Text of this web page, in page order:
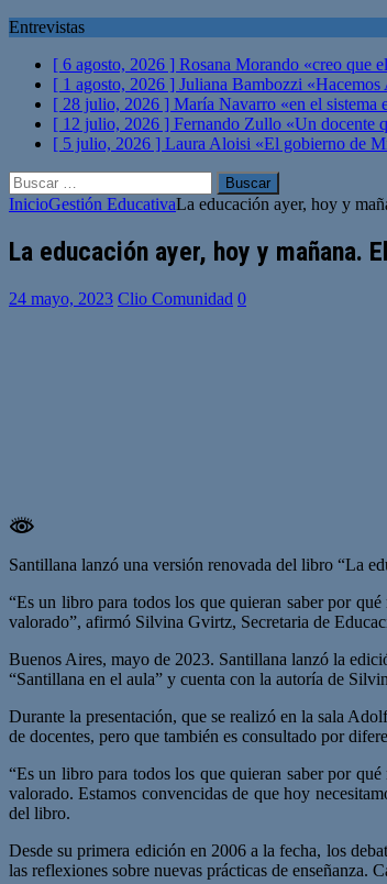
Entrevistas
[ 6 agosto, 2026 ] Rosana Morando «creo que
[ 1 agosto, 2026 ] Juliana Bambozzi
[ 28 julio, 2026 ] María Navarro «en el sistema
[ 12 julio, 2026 ] Fernando Zullo «Un docente
[ 5 julio, 2026 ] Laura Aloisi «El gobierno de
Buscar:
InicioGestión EducativaLa educación ayer, hoy y
La educación ayer, hoy y mañana.
24 mayo, 2023 Clio Comunidad 0
Santillana lanzó una versión renovada del libro “La
“Es un libro para todos los que quieran saber por
valorado”, afirmó Silvina Gvirtz, Secretaria de
Buenos Aires, mayo de 2023. Santillana lanzó la
“Santillana en el aula” y cuenta con la autoría de
Durante la presentación, que se realizó en la sala
de docentes, pero que también es consultado por
“Es un libro para todos los que quieran saber por
valorado. Estamos convencidas de que hoy
del libro.
Desde su primera edición en 2006 a la fecha, los
las reflexiones sobre nuevas prácticas de enseñanza.